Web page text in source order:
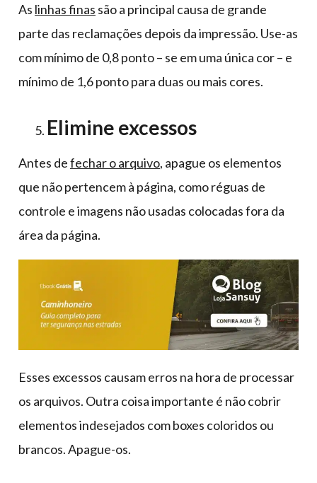
As linhas finas são a principal causa de grande
parte das reclamações depois da impressão. Use-as
com mínimo de 0,8 ponto – se em uma única cor – e
mínimo de 1,6 ponto para duas ou mais cores.
Elimine excessos
Antes defechar o arquivo, apague os elementos
que não pertencem à página, como réguas de
controle e imagens não usadas colocadas fora da
área da página.
Esses excessos causam erros na hora de processar
os arquivos. Outra coisa importante é não cobrir
elementos indesejados com boxes coloridos ou
brancos. Apague-os.